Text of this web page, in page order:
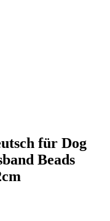
für Dog
Beads